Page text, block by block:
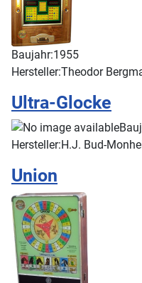
Baujahr:1955
Hersteller:Theodor
Ultra-Glocke
Hersteller:H.J. Bud-
Union